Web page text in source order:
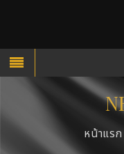
หน้าแรก